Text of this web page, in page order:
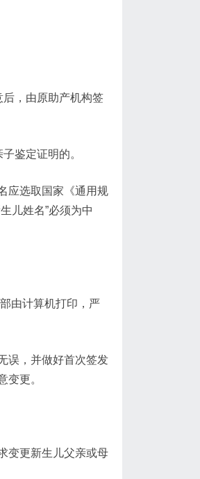
后，由原助产机构签
鉴定证明的。
应选取国家《通用规
儿姓名”必须为中
由计算机打印，严
误，并做好首次签发
变更。
变更新生儿父亲或母